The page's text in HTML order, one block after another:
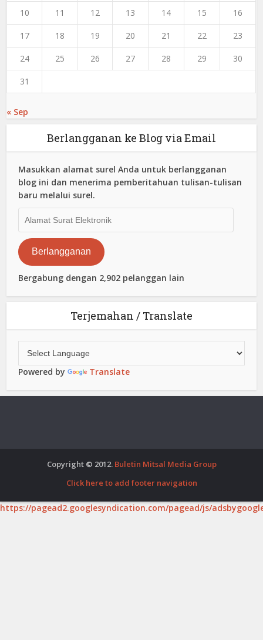
10 11 12 13 14 15 16
17 18 19 20 21 22 23
24 25 26 27 28 29 30
31
« Sep
Berlangganan ke Blog via Email
Masukkan alamat surel Anda untuk berlangganan
blog ini dan menerima pemberitahuan tulisan-tulisan
baru melalui surel.
Surat
Elektronik
Berlangganan
Bergabung dengan 2,902 pelanggan lain
Terjemahan / Translate
Powered by Translate
Copyright © 2012. Buletin Mitsal Media Group
Click here to add footer navigation
https://pagead2.googlesyndication.com/pagead/js/